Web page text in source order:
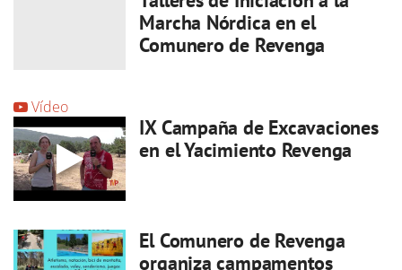
Marcha Nórdica en el
Comunero de Revenga
Vídeo
IX Campaña de Excavaciones
en el Yacimiento Revenga
El Comunero de Revenga
organiza campamentos